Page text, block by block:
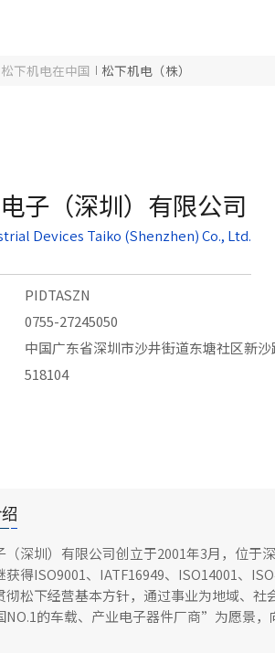
松下机电在中国 松下机电（株）
子（深圳）有限公司
Devices Taiko (Shenzhen) Co., Ltd.
PIDTASZN
0755-27245050
中国广东省深圳市沙井街道东塘社区新沙
518104
深圳）有限公司创立于2001年3月，位于
得ISO9001、IATF16949、ISO14001、
松下经营基本方针，通过事业为地域、社
的车载、产业电子器件厂商”为愿景，